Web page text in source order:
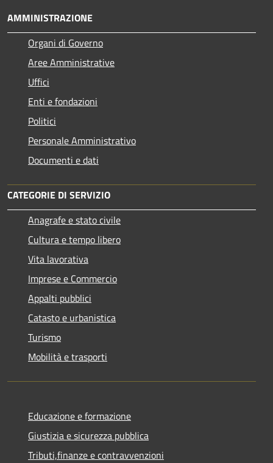
AMMINISTRAZIONE
Organi di Governo
Aree Amministrative
Uffici
Enti e fondazioni
Politici
Personale Amministrativo
Documenti e dati
CATEGORIE DI SERVIZIO
Anagrafe e stato civile
Cultura e tempo libero
Vita lavorativa
Imprese e Commercio
Appalti pubblici
Catasto e urbanistica
Turismo
Mobilità e trasporti
Educazione e formazione
Giustizia e sicurezza pubblica
Tributi,finanze e contravvenzioni